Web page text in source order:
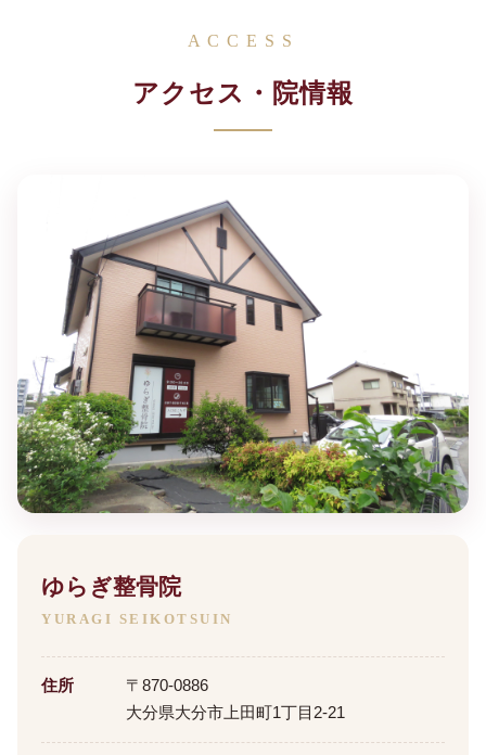
ACCESS
アクセス・院情報
ゆらぎ整骨院
YURAGI SEIKOTSUIN
住所
〒870-0886
大分県大分市上田町1丁目2-21